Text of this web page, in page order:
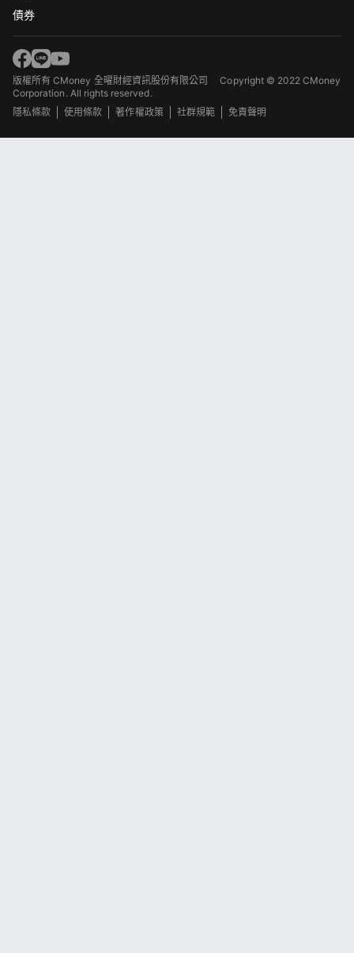
債券
版權所有 CMoney 全曜財經資訊股份有限公司Copyright © 2022 CMoney
Corporation. All rights reserved.
隱私條款
使用條款 著作權政策 社群規範 免責聲明